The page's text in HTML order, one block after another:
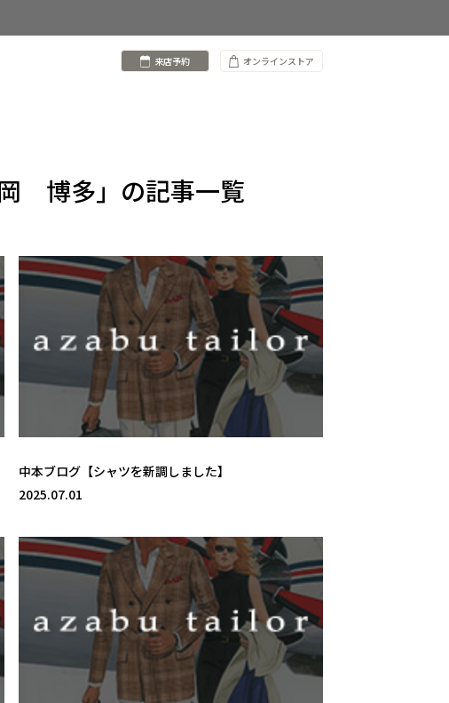
来店予約 オンラインストア
博多」の記事一覧
中本ブログ【シャツを新調しました】
2025.07.01